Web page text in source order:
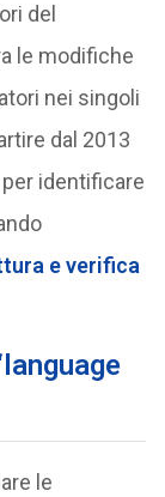
del
le modifiche
nei singoli
dal 2013
identificare
e verifica
le